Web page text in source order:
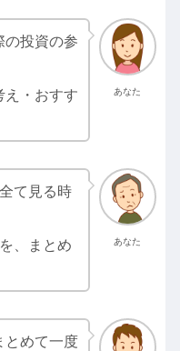
あなた
の投資の参
え・おすす
あなた
て見る時
、まとめ
とめて一度